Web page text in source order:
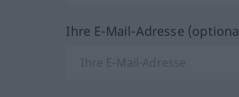
Ihre E-Mail-Adresse